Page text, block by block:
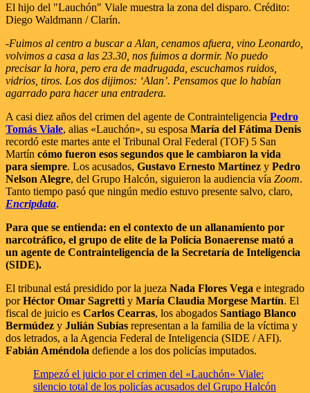
El hijo del "Lauchón" Viale muestra la zona del disparo. Crédito:
Diego Waldmann / Clarín.
-Fuimos al centro a buscar a Alan, cenamos afuera, vino Leonardo,
volvimos a casa a las 23.30, nos fuimos a dormir. No puedo
precisar la hora, pero era de madrugada, escuchamos ruidos,
vidrios, tiros. Los dos dijimos: ‘Alan’. Pensamos que lo habían
agarrado para hacer una entradera.
A casi diez años del crimen del agente de Contrainteligencia Pedro
Tomás Viale, alias «Lauchón», su esposa María del Fátima Denis
recordó este martes ante el Tribunal Oral Federal (TOF) 5 San
Martín cómo fueron esos segundos que le cambiaron la vida
para siempre. Los acusados, Gustavo Ernesto Martínez y Pedro
Nelson Alegre, del Grupo Halcón, siguieron la audiencia vía Zoom.
Tanto tiempo pasó que ningún medio estuvo presente salvo, claro,
Encripdata.
Para que se entienda: en el contexto de un allanamiento por
narcotráfico, el grupo de elite de la Policía Bonaerense mató a
un agente de Contrainteligencia de la Secretaría de Inteligencia
(SIDE).
El tribunal está presidido por la jueza Nada Flores Vega e integrado
porHéctor Omar Sagretti y María Claudia Morgese Martín. El
fiscal de juicio es Carlos Cearras, los abogados Santiago Blanco
Bermúdez y Julián Subías representan a la familia de la víctima y
dos letrados, a la Agencia Federal de Inteligencia (SIDE / AFI).
Fabián Améndola defiende a los dos policías imputados.
Empezó el juicio por el crimen del «Lauchón» Viale:
silencio total de los policías acusados del Grupo Halcón